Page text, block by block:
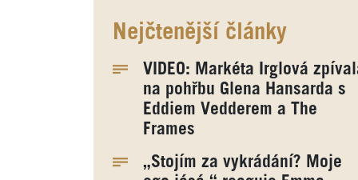
Nejčtenější články
VIDEO: Markéta Irglová
na pohřbu Glena Hansarda s
Eddiem Vedderem a The
Frames
„Stojím za vykrádání? Moje